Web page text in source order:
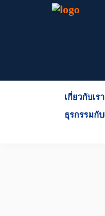
เกี่ยวกับเรา
ธุรกรรมกับ